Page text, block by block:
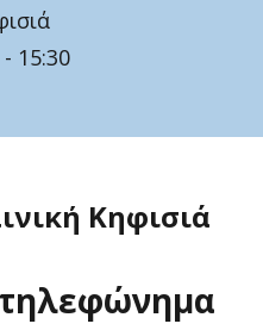
15:30
Κηφισιά
τηλεφώνημα